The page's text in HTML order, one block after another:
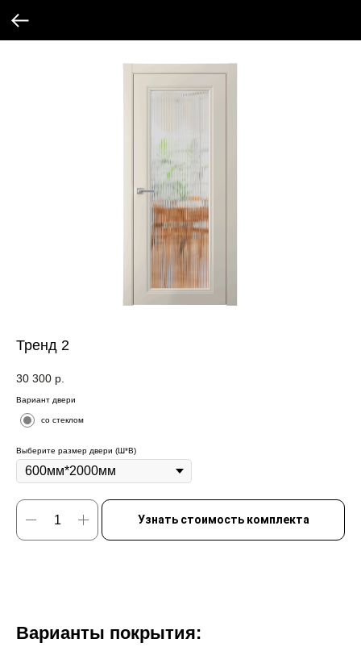
Тренд 2
30 300 р.
Вариант двери
со стеклом
Выберите размер двери (Ш*В)
Узнать стоимость комплекта
Варианты покрытия: